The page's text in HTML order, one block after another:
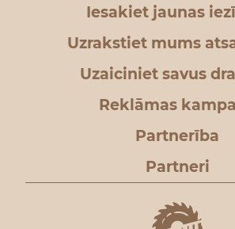
Iesakiet jaunas
Uzrakstiet mums
Uzaiciniet savus
Reklāmas
Partnerība
Partneri